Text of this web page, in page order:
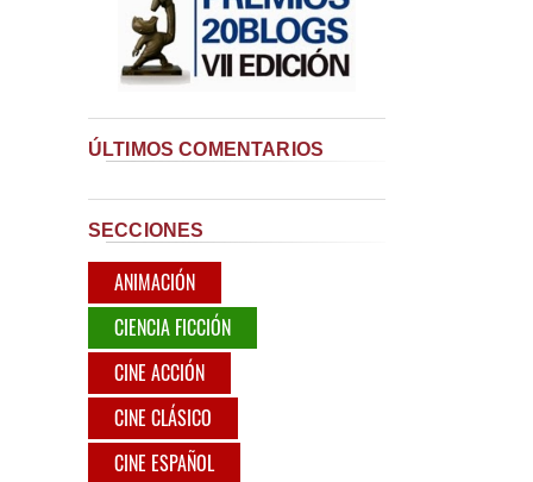
ÚLTIMOS COMENTARIOS
SECCIONES
ANIMACIÓN
CIENCIA FICCIÓN
CINE ACCIÓN
CINE CLÁSICO
CINE ESPAÑOL